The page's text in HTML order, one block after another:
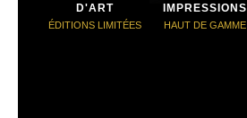
D'ART
ÉDITIONS LIMITÉES
IMPRESSIONS
HAUT DE GAMME